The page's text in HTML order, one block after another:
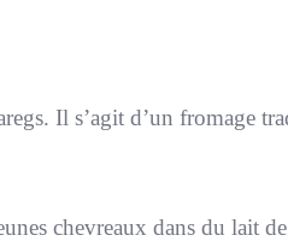
Il s’agit d’un fromage
chevreaux dans du lait